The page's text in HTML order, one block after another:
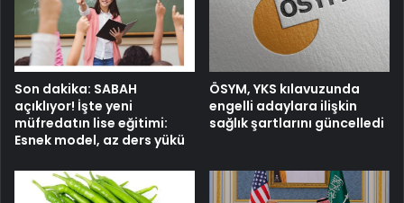
Son dakika: SABAH
açıklıyor! İşte yeni
müfredatın lise eğitimi:
Esnek model, az ders yükü
ÖSYM, YKS kılavuzunda
engelli adaylara ilişkin
sağlık şartlarını güncelledi